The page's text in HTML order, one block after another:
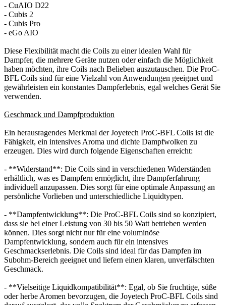
- CuAIO D22
- Cubis 2
- Cubis Pro
- eGo AIO
Diese Flexibilität macht die Coils zu einer idealen Wahl für
Dampfer, die mehrere Geräte nutzen oder einfach die Möglichkeit
haben möchten, ihre Coils nach Belieben auszutauschen. Die ProC-
BFL Coils sind für eine Vielzahl von Anwendungen geeignet und
gewährleisten ein konstantes Dampferlebnis, egal welches Gerät Sie
verwenden.
Geschmack und Dampfproduktion
Ein herausragendes Merkmal der Joyetech ProC-BFL Coils ist die
Fähigkeit, ein intensives Aroma und dichte Dampfwolken zu
erzeugen. Dies wird durch folgende Eigenschaften erreicht:
- **Widerstand**: Die Coils sind in verschiedenen Widerständen
erhältlich, was es Dampfern ermöglicht, ihre Dampferfahrung
individuell anzupassen. Dies sorgt für eine optimale Anpassung an
persönliche Vorlieben und unterschiedliche Liquidtypen.
- **Dampfentwicklung**: Die ProC-BFL Coils sind so konzipiert,
dass sie bei einer Leistung von 30 bis 50 Watt betrieben werden
können. Dies sorgt nicht nur für eine voluminöse
Dampfentwicklung, sondern auch für ein intensives
Geschmackserlebnis. Die Coils sind ideal für das Dampfen im
Subohm-Bereich geeignet und liefern einen klaren, unverfälschten
Geschmack.
- **Vielseitige Liquidkompatibilität**: Egal, ob Sie fruchtige, süße
oder herbe Aromen bevorzugen, die Joyetech ProC-BFL Coils sind